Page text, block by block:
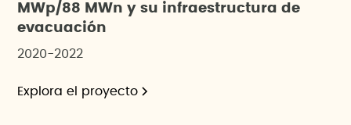
MWp/88 MWn y su infraestructura de
evacuación
2020-2022
Explora el proyecto